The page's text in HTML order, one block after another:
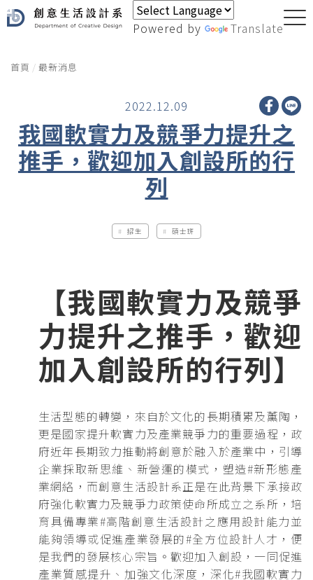
Powered by Translate
首頁 最新消息
2022.12.09
我國軟實力及競爭力提升之
推手，歡迎加入創設所的行
列
招生 碩士班
【我國軟實力及競爭
力提升之推手，歡迎
加入創設所的行列】
生活型態的轉變，來自於文化的長期積累及薰陶，
更是國家提升軟實力及產業競爭力的重要過程，政
府近年長期致力推動將創意於融入於產業中，引導
企業採取新思維、新營運的模式，塑造#新形態產
業網絡，而創意生活設計系正是在此背景下承接政
府強化軟實力及競爭力政策使命所成立之系所，培
育具備專業#高階創意生活設計之應用設計能力並
能夠領導或促進產業發展的#全方位設計人才，便
是我們的發展核心宗旨。歡迎加入創設，一同促進
產業質感提升、加強文化深度，深化#我國軟實力